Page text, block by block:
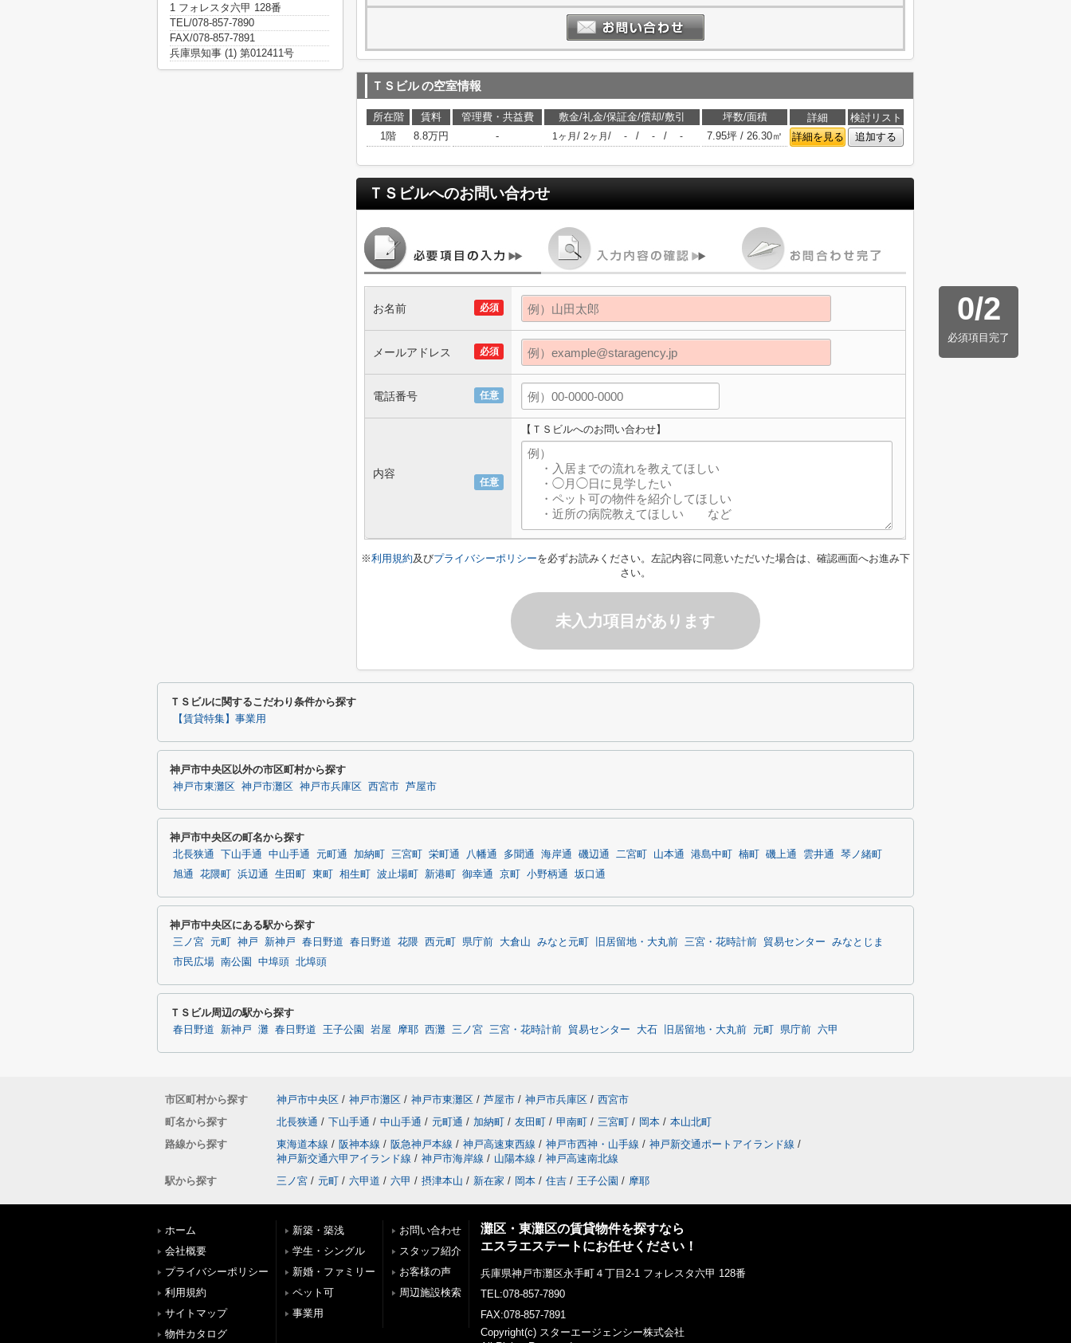
ＴＳビルの空室情報
所在階 賃料 管理費・共益費 敷金/礼金/保証金/償却/敷引 坪数/面積 詳細
検討リスト
1階
8.8万円 - 1ヶ月 / 2ヶ月 / - / - / - 7.95坪 / 26.30㎡ 詳細を見る 追加する
ＴＳビルへのお問い合わせ
0/2
必須項目完了
必須
お名前
必須
メールアドレス
任意
電話番号
任意
内容
【ＴＳビルへのお問い合わせ】
※利用規約及びプライバシーポリシーを必ずお読みください。左記内容に同意いただいた場合は、確認画面へお進み下
さい。
未入力項目があります
1 フォレスタ六甲 128番
TEL/078-857-7890
FAX/078-857-7891
兵庫県知事 (1) 第012411号
ＴＳビルに関するこだわり条件から探す
【賃貸特集】事業用
神戸市中央区以外の市区町村から探す
神戸市東灘区 神戸市灘区 神戸市兵庫区 西宮市 芦屋市
神戸市中央区の町名から探す
北長狭通 下山手通 中山手通 元町通 加納町 三宮町 栄町通 八幡通 多聞通 海岸通 磯辺通 二宮町 山本通 港島中町 楠町 磯上通 雲井通
琴ノ緒町
旭通
花隈町 浜辺通 生田町 東町 相生町 波止場町 新港町 御幸通 京町 小野柄通 坂口通
神戸市中央区にある駅から探す
三ノ宮 元町 神戸 新神戸 春日野道 春日野道 花隈 西元町 県庁前 大倉山 みなと元町 旧居留地・大丸前 三宮・花時計前 貿易センター
みなとじま
市民広場 南公園 中埠頭 北埠頭
ＴＳビル周辺の駅から探す
春日野道 新神戸 灘 春日野道 王子公園 岩屋 摩耶 西灘 三ノ宮 三宮・花時計前 貿易センター 大石 旧居留地・大丸前 元町 県庁前 六甲
市区町村から探す 神戸市中央区 / 神戸市灘区 / 神戸市東灘区 / 芦屋市 / 神戸市兵庫区 / 西宮市
町名から探す
北長狭通 / 下山手通 / 中山手通 / 元町通 / 加納町 / 友田町 / 甲南町 / 三宮町 / 岡本 / 本山北町
路線から探す
東海道本線 / 阪神本線 / 阪急神戸本線 / 神戸高速東西線 / 神戸市西神・山手線 / 神戸新交通ポートアイランド線 /
神戸新交通六甲アイランド線 / 神戸市海岸線 / 山陽本線 / 神戸高速南北線
駅から探す
三ノ宮 / 元町 / 六甲道 / 六甲 / 摂津本山 / 新在家 / 岡本 / 住吉 / 王子公園 / 摩耶
ホーム
会社概要
プライバシーポリシー
利用規約
サイトマップ
物件カタログ
新築・築浅
学生・シングル
新婚・ファミリー
ペット可
事業用
お問い合わせ
スタッフ紹介
お客様の声
周辺施設検索
灘区・東灘区の賃貸物件を探すなら
エスラエステートにお任せください！
兵庫県神戸市灘区永手町４丁目2-1 フォレスタ六甲 128番
TEL:078-857-7890
FAX:078-857-7891
Copyright(c) スターエージェンシー株式会社